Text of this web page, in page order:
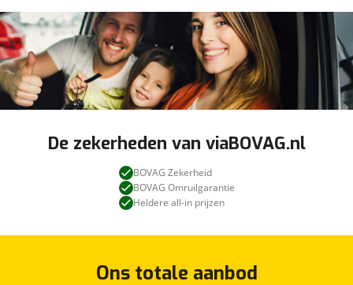
De zekerheden van viaBOVAG.nl
BOVAG Zekerheid
BOVAG Omruilgarantie
Heldere all-in prijzen
Ons totale aanbod